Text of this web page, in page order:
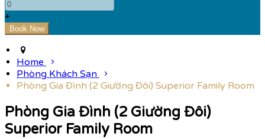
+
Home
Phòng Khách Sạn
Phòng Gia Đình (2 Giường Đôi) Superior Family Room
Phòng Gia Đình (2 Giường Đôi)
Superior Family Room